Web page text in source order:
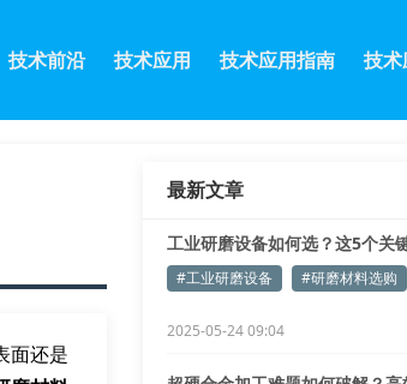
技术前沿 技术应用 技术应用指南 技
面还是
最新文章
工业研磨设备如何选？这5个关
#工业研磨设备 #研磨材料选购
2025-05-24 09:04